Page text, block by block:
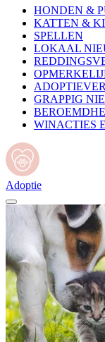
HONDEN &
KATTEN &
SPELLEN
LOKAAL
GRAPPIG
WINACTIES
Adoptie